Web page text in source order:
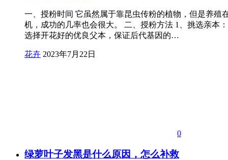
一、授粉时间 它虽然属于靠昆虫传粉的植物，但是养
机，成功的几率也会很大。 二、授粉方法 1、挑选亲本
选择开花好的优良父本，保证后代基因的…
花卉 2023年7月22日
0
绿萝叶子发黑是什么原因，怎么补救